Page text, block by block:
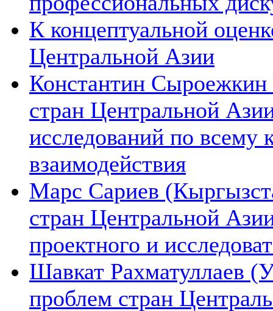
К концептуальной
Центральной Азии
Константин Сыроежкин
стран Центральной
исследований по всему
взаимодействия
Марс Сариев
стран Центральной
проектного и
Шавкат Рахматуллаев
проблем стран